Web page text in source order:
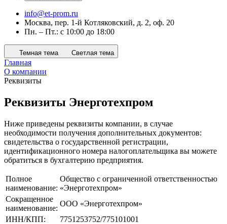
info@et-prom.ru
Москва, пер. 1-й Котляковский, д. 2, оф. 20
Пн. – Пт.: с 10:00 до 18:00
Темная тема Светлая тема
Главная
О компании
Реквизиты
Реквизиты Энерготехпром
Ниже приведены реквизиты компании, в случае
необходимости получения дополнительных документов:
свидетельства о государственной регистрации,
идентификационного номера налогоплательщика вы можете
обратиться в бухгалтерию предприятия.
Полное
наименование:
Общество с ограниченной ответственностью
«Энерготехпром»
Сокращенное
наименование:
ООО «Энерготехпром»
ИНН/КПП:
7751253752/775101001